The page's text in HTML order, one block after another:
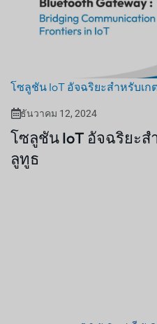
โซลูชัน IoT อัจฉริยะสำหรับเก
ธันวาคม 12, 2024
โซลูชัน IoT อัจฉริยะส
ลูทูธ